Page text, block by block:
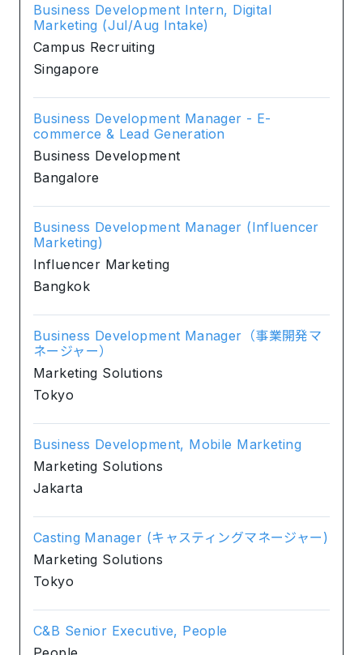
Business Development Intern, Digital
Marketing (Jul/Aug Intake)
Campus Recruiting
Singapore
Business Development Manager - E-
commerce & Lead Generation
Business Development
Bangalore
Business Development Manager (Influencer
Marketing)
Influencer Marketing
Bangkok
Business Development Manager（事業開発マ
ネージャー）
Marketing Solutions
Tokyo
Business Development, Mobile Marketing
Marketing Solutions
Jakarta
Casting Manager (キャスティングマネージャー)
Marketing Solutions
Tokyo
C&B Senior Executive, People